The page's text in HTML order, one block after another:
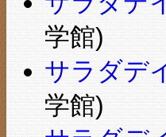
学館)
サラダデ
学館)